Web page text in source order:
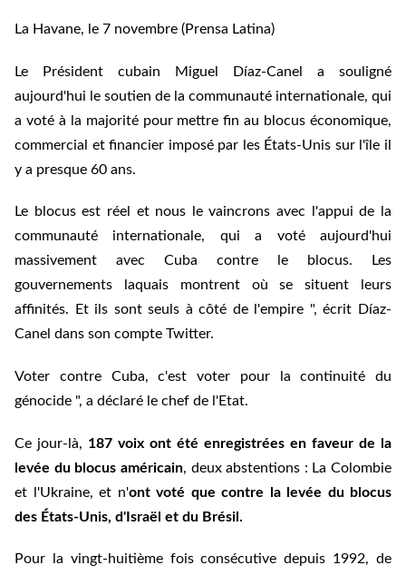
La Havane, le 7 novembre (Prensa Latina)
Le Président cubain Miguel Díaz-Canel a souligné
aujourd'hui le soutien de la communauté internationale, qui
a voté à la majorité pour mettre fin au blocus économique,
commercial et financier imposé par les États-Unis sur l'île il
y a presque 60 ans.
Le blocus est réel et nous le vaincrons avec l'appui de la
communauté internationale, qui a voté aujourd'hui
massivement avec Cuba contre le blocus. Les
gouvernements laquais montrent où se situent leurs
affinités. Et ils sont seuls à côté de l'empire ", écrit Díaz-
Canel dans son compte Twitter.
Voter contre Cuba, c'est voter pour la continuité du
génocide ", a déclaré le chef de l'Etat.
Ce jour-là, 187 voix ont été enregistrées en faveur de la
levée du blocus américain, deux abstentions : La Colombie
et l'Ukraine, et n'ont voté que contre la levée du blocus
des États-Unis, d'Israël et du Brésil.
Pour la vingt-huitième fois consécutive depuis 1992, de